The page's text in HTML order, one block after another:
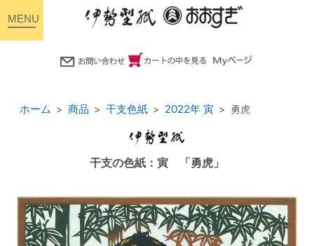
ホーム 商品 干支色紙 2022年 寅 勇虎
干支の色紙：寅 「勇虎」
toggle
navigation